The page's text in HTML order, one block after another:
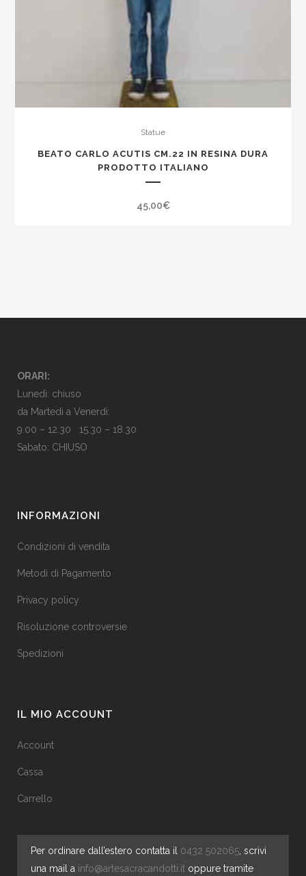
Statue
BEATO CARLO ACUTIS CM.22 IN RESINA DURA
PRODOTTO ITALIANO
45,00€
ORARI:
Lunedì: chiuso
da Martedì a Venerdì:
9.00 – 12.30 15.30 – 18.30
Sabato: CHIUSO
INFORMAZIONI
Condizioni di vendita
Metodi di Pagamento
Privacy policy
Risoluzione controversie
Spedizioni
IL MIO ACCOUNT
Account
Cassa
Carrello
Per ordinare dall’estero contatta il 0432 502065 , scrivi
una mail a info@artesacracandotti.it oppure tramite